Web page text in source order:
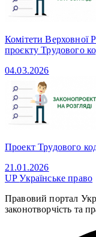
Комітети Верховної
проєкту Трудового
04.03.2026
Проект Трудового
21.01.2026
UPУкраїнське право
Правовий портал
законотворчість та